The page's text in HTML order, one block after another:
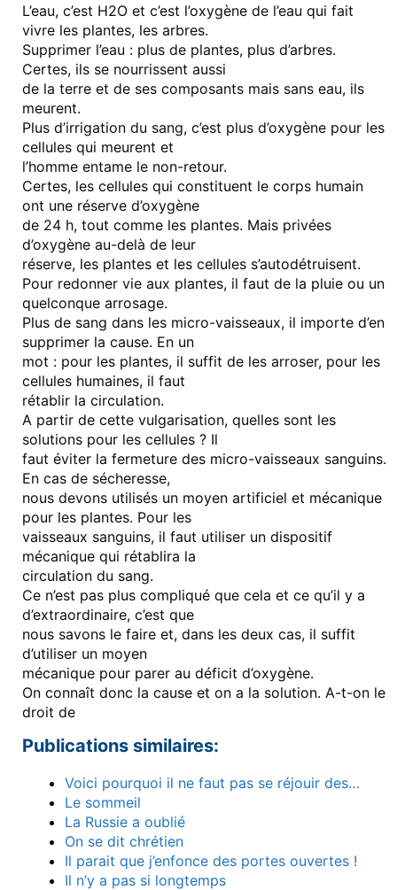
L’eau, c’est H2O et c’est l’oxygène de l’eau qui fait
vivre les plantes, les arbres.
Supprimer l’eau : plus de plantes, plus d’arbres.
Certes, ils se nourrissent aussi
de la terre et de ses composants mais sans eau, ils
meurent.
Plus d’irrigation du sang, c’est plus d’oxygène pour les
cellules qui meurent et
l’homme entame le non-retour.
Certes, les cellules qui constituent le corps humain
ont une réserve d’oxygène
de 24 h, tout comme les plantes. Mais privées
d’oxygène au-delà de leur
réserve, les plantes et les cellules s’autodétruisent.
Pour redonner vie aux plantes, il faut de la pluie ou un
quelconque arrosage.
Plus de sang dans les micro-vaisseaux, il importe d’en
supprimer la cause. En un
mot : pour les plantes, il suffit de les arroser, pour les
cellules humaines, il faut
rétablir la circulation.
A partir de cette vulgarisation, quelles sont les
solutions pour les cellules ? Il
faut éviter la fermeture des micro-vaisseaux sanguins.
En cas de sécheresse,
nous devons utilisés un moyen artificiel et mécanique
pour les plantes. Pour les
vaisseaux sanguins, il faut utiliser un dispositif
mécanique qui rétablira la
circulation du sang.
Ce n’est pas plus compliqué que cela et ce qu’il y a
d’extraordinaire, c’est que
nous savons le faire et, dans les deux cas, il suffit
d’utiliser un moyen
mécanique pour parer au déficit d’oxygène.
On connaît donc la cause et on a la solution. A-t-on le
droit de
Publications similaires:
Voici pourquoi il ne faut pas se réjouir des…
Le sommeil
La Russie a oublié
On se dit chrétien
Il parait que j’enfonce des portes ouvertes !
Il n’y a pas si longtemps